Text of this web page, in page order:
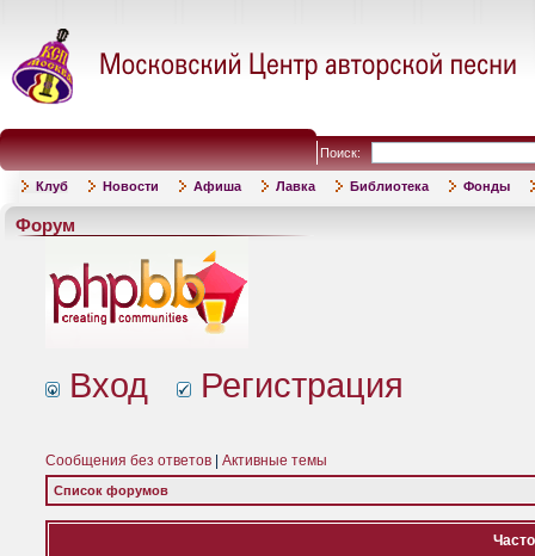
Поиск:
Клуб Новости Афиша Лавка Библиотека Фонды
Форум
Вход Регистрация
Сообщения без ответов Активные темы
Список форумов